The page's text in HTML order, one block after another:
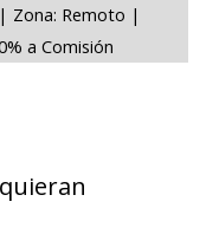
Zona: Remoto |
a Comisión